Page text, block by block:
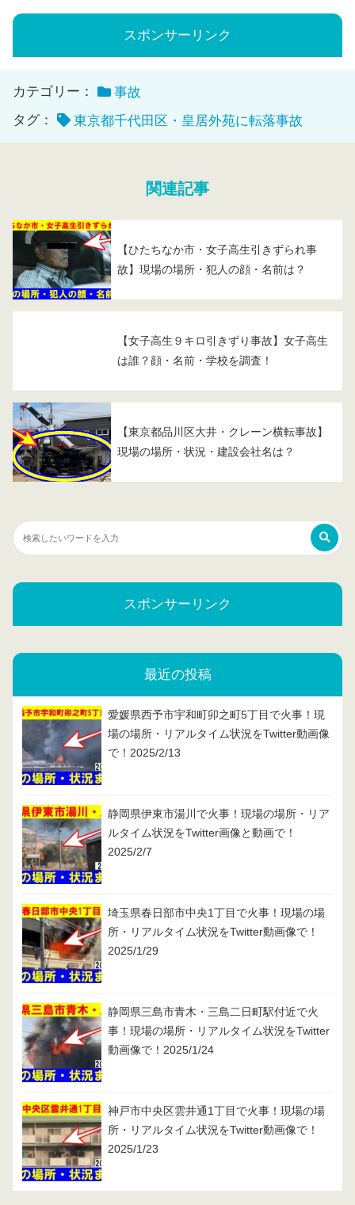
スポンサーリンク
カテゴリー：
事故
タグ：
東京都千代田区・皇居外苑に転落事故
関連記事
【ひたちなか市・女子高生引きずられ事
故】現場の場所・犯人の顔・名前は？
【女子高生９キロ引きずり事故】女子高生
は誰？顔・名前・学校を調査！
【東京都品川区大井・クレーン横転事故】
現場の場所・状況・建設会社名は？
スポンサーリンク
最近の投稿
愛媛県西予市宇和町卯之町5丁目で火事！現
場の場所・リアルタイム状況をTwitter動画像
で！2025/2/13
静岡県伊東市湯川で火事！現場の場所・リア
ルタイム状況をTwitter画像と動画で！
2025/2/7
埼玉県春日部市中央1丁目で火事！現場の場
所・リアルタイム状況をTwitter動画像で！
2025/1/29
静岡県三島市青木・三島二日町駅付近で火
事！現場の場所・リアルタイム状況をTwitter
動画像で！2025/1/24
神戸市中央区雲井通1丁目で火事！現場の場
所・リアルタイム状況をTwitter動画像で！
2025/1/23